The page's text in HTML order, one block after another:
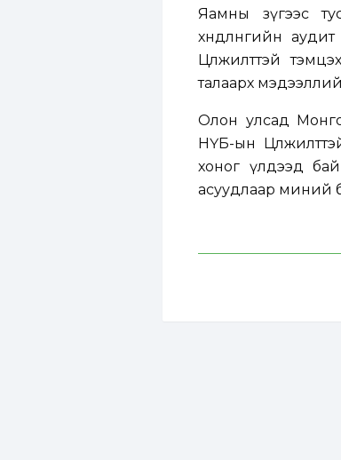
Яамны зүгээс
хөндлөнгийн
Цөлжилттэй
талаарх
Олон улсад
НҮБ-ын
хоног үлдээд
асуудлаар миний